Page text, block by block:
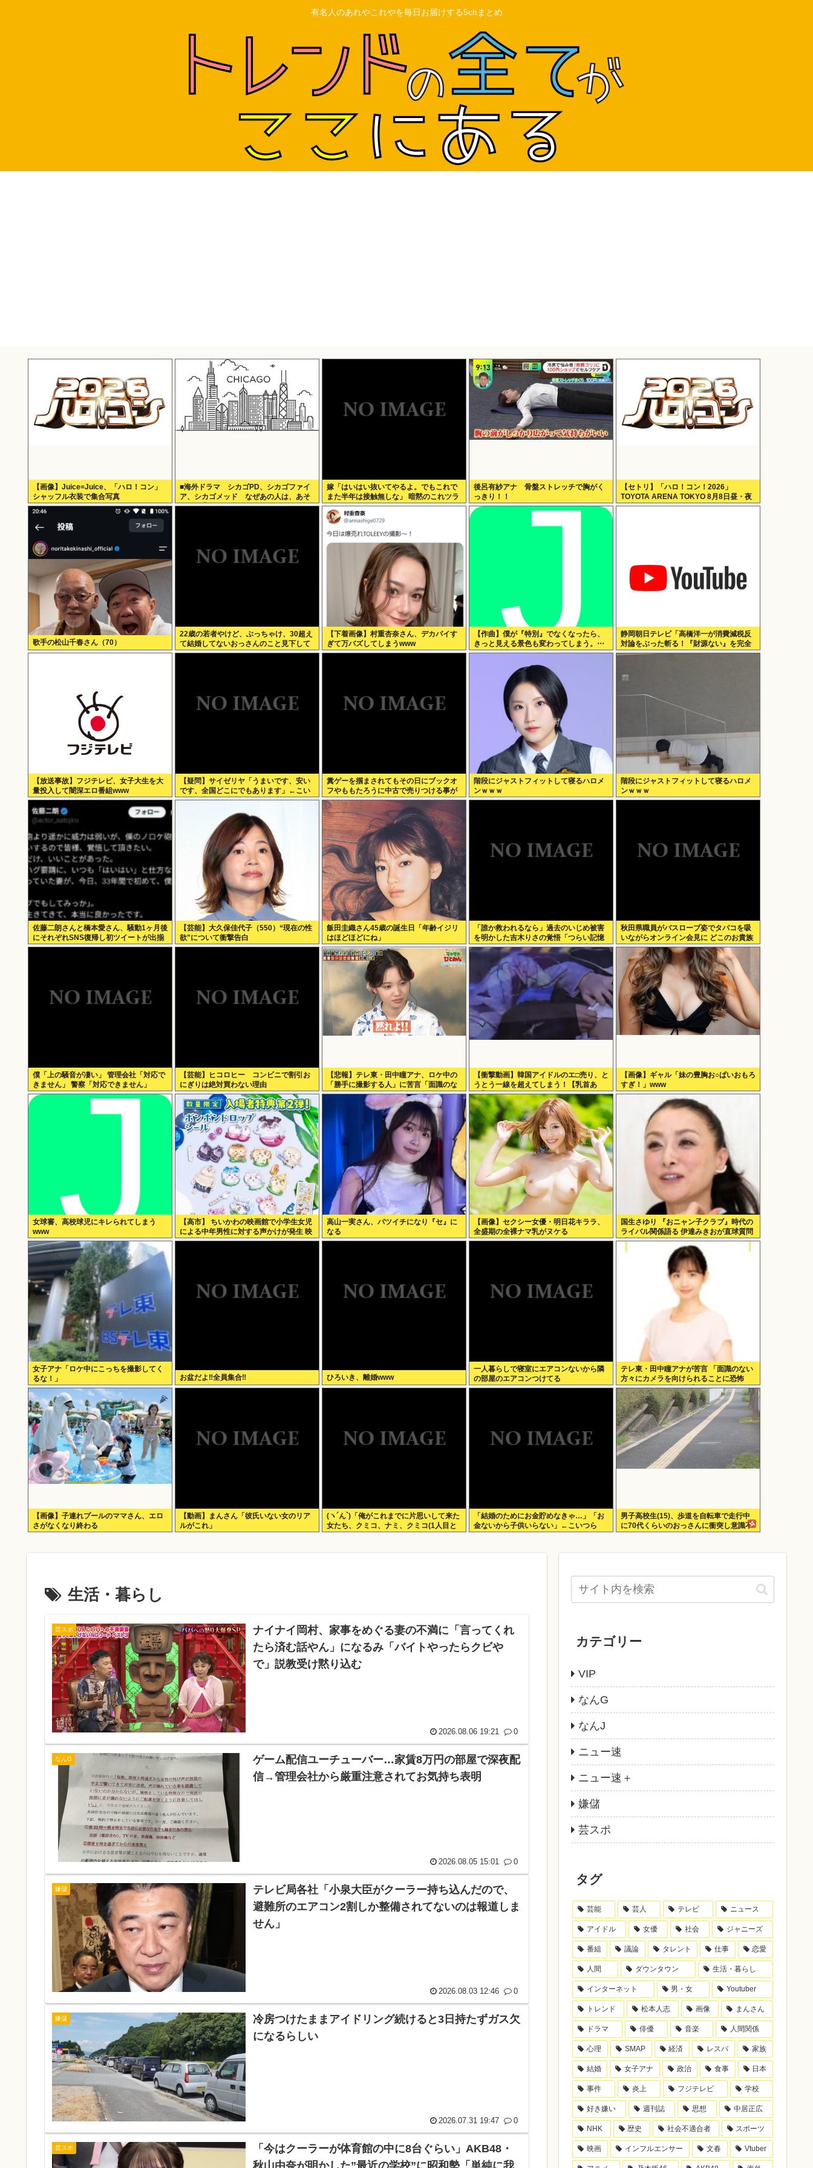
有名人のあれやこれやを毎日お届けする5chまとめ
【画像】Juice=Juice、「ハロ！コン」
シャッフル衣装で集合写真
■海外ドラマ シカゴPD、シカゴファイ
ア、シカゴメッド なぜあの人は、あそ
こまで背負うのか
嫁「はいはい抜いてやるよ。でもこれで
また半年は接触無しな」 暗黙のこれツラ
過ぎるだろ
後呂有紗アナ 骨盤ストレッチで胸がく
っきり！！
【セトリ】「ハロ！コン！2026」
TOYOTA ARENA TOKYO 8月8日昼・夜
公演セットリス
歌手の松山千春さん（70）
22歳の若者やけど、ぶっちゃけ、30超え
て結婚してないおっさんのこと見下して
る
【下着画像】村重杏奈さん、デカパイす
ぎて万バズしてしまうwww
【作曲】僕が『特別』でなくなったら、
きっと見える景色も変わってしまう。⋯
だから曖昧でいい。どうか、白黒ハッキ
静岡朝日テレビ「高橋洋一が消費減税反
対論をぶった斬る！『財源ない』を完全
論破」
【放送事故】フジテレビ、女子大生を大
量投入して闇深エロ番組www
【疑問】サイゼリヤ「うまいです、安い
です、全国どこにでもあります」←こい
つの弱点
糞ゲーを掴まされてもその日にブックオ
フやももたろうに中古で売りつける事が
できなくなる時代に突入
階段にジャストフィットして寝るハロメ
ンｗｗｗ
階段にジャストフィットして寝るハロメ
ンｗｗｗ
佐藤二朗さんと橋本愛さん、騒動1ヶ月後
にそれぞれSNS復帰し初ツイートが出揃
う
【芸能】大久保佳代子（550）“現在の性
欲”について衝撃告白
飯田圭織さん45歳の誕生日「年齢イジリ
はほどほどにね」
「誰か救われるなら」過去のいじめ被害
を明かした吉木りさの覚悟「つらい記憶
は浄化できた。子どもが知っても大丈
秋田県職員がバスローブ姿でタバコを吸
いながらオンライン会見に どこのお貴族
様だよw
僕「上の騒音が凄い」 管理会社「対応で
きません」 警察「対応できません」
【芸能】ヒコロヒー コンビニで割引お
にぎりは絶対買わない理由
【悲報】テレ東・田中瞳アナ、ロケ中の
「勝手に撮影する人」に苦言「面識のな
い方にカメラを向けられるのは恐怖」
【衝撃動画】韓国アイドルのエ□売り、と
うとう一線を超えてしまう！【乳首あ
り】
【画像】ギャル「妹の豊胸お○ぱいおもろ
すぎ！」www
女球審、高校球児にキレられてしまう
www
【高市】 ちいかわの映画館で小学生女児
による中年男性に対する声かけが発生 映
画特典をおねだり
高山一実さん、バツイチになり『セ』に
なる
【画像】セクシー女優・明日花キララ、
全盛期の全裸ナマ乳がヌケる
国生さゆり 『おニャン子クラブ』時代の
ライバル関係語る 伊達みきおが直球質問
「たとえば誰です？」
女子アナ「ロケ中にこっちを撮影してく
るな！」
お盆だよ‼全員集合‼ ひろいき、離婚www
一人暮らしで寝室にエアコンないから隣
の部屋のエアコンつけてる
テレ東・田中瞳アナが苦言 「面識のない
方々にカメラを向けられることに恐怖
を」 ロケ撮影時に勝手に撮影してくる人
に注意喚起
【画像】子連れプールのママさん、エロ
さがなくなり終わる
【動画】まんさん「彼氏いない女のリア
ルがこれ」
(ヽ´ん`)「俺がこれまでに片思いして来た
女たち、クミコ、ナミ、クミコ(1人目と
は別人、タミヨ、カオリ、ユカリ…」
「結婚のためにお金貯めなきゃ…」「お
金ないから子供いらない」←こいつら
男子高校生(15)、歩道を自転車で走行中
に70代くらいのおっさんに衝突し意識不
明にさせてしまう
生活・暮らし
芸スポ
ナイナイ岡村、家事をめぐる妻の不満に「言ってくれ
たら済む話やん」になるみ「バイトやったらクビや
で」説教受け黙り込む
2026.08.06 19:21 0
なんG
ゲーム配信ユーチューバー…家賃8万円の部屋で深夜配
信→管理会社から厳重注意されてお気持ち表明
2026.08.05 15:01 0
嫌儲
テレビ局各社「小泉大臣がクーラー持ち込んだので、
避難所のエアコン2割しか整備されてないのは報道しま
せん」
2026.08.03 12:46 0
嫌儲
冷房つけたままアイドリング続けると3日持たずガス欠
になるらしい
2026.07.31 19:47 0
芸スポ
「今はクーラーが体育館の中に8台ぐらい」AKB48・
秋山由奈が明かした”最近の学校”に昭和勢「単純に我
カテゴリー
VIP
なんG
なんJ
ニュー速
ニュー速＋
嫌儲
芸スポ
タグ
芸能 芸人 テレビ ニュース
アイドル 女優 社会 ジャニーズ
番組 議論 タレント 仕事 恋愛
人間 ダウンタウン 生活・暮らし
インターネット 男・女 Youtuber
トレンド 松本人志 画像 まんさん
ドラマ 俳優 音楽 人間関係
心理 SMAP 経済 レスバ 家族
結婚 女子アナ 政治 食事 日本
事件 炎上 フジテレビ 学校
好き嫌い 週刊誌 思想 中居正広
NHK 歴史 社会不適合者 スポーツ
映画 インフルエンサー 文春 Vtuber